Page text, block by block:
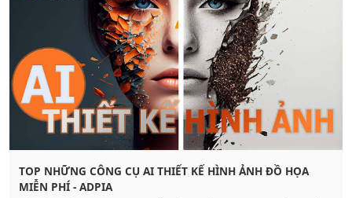
TOP NHỮNG CÔNG CỤ AI THIẾT KẾ HÌNH ẢNH ĐỒ HỌA
MIỄN PHÍ - ADPIA